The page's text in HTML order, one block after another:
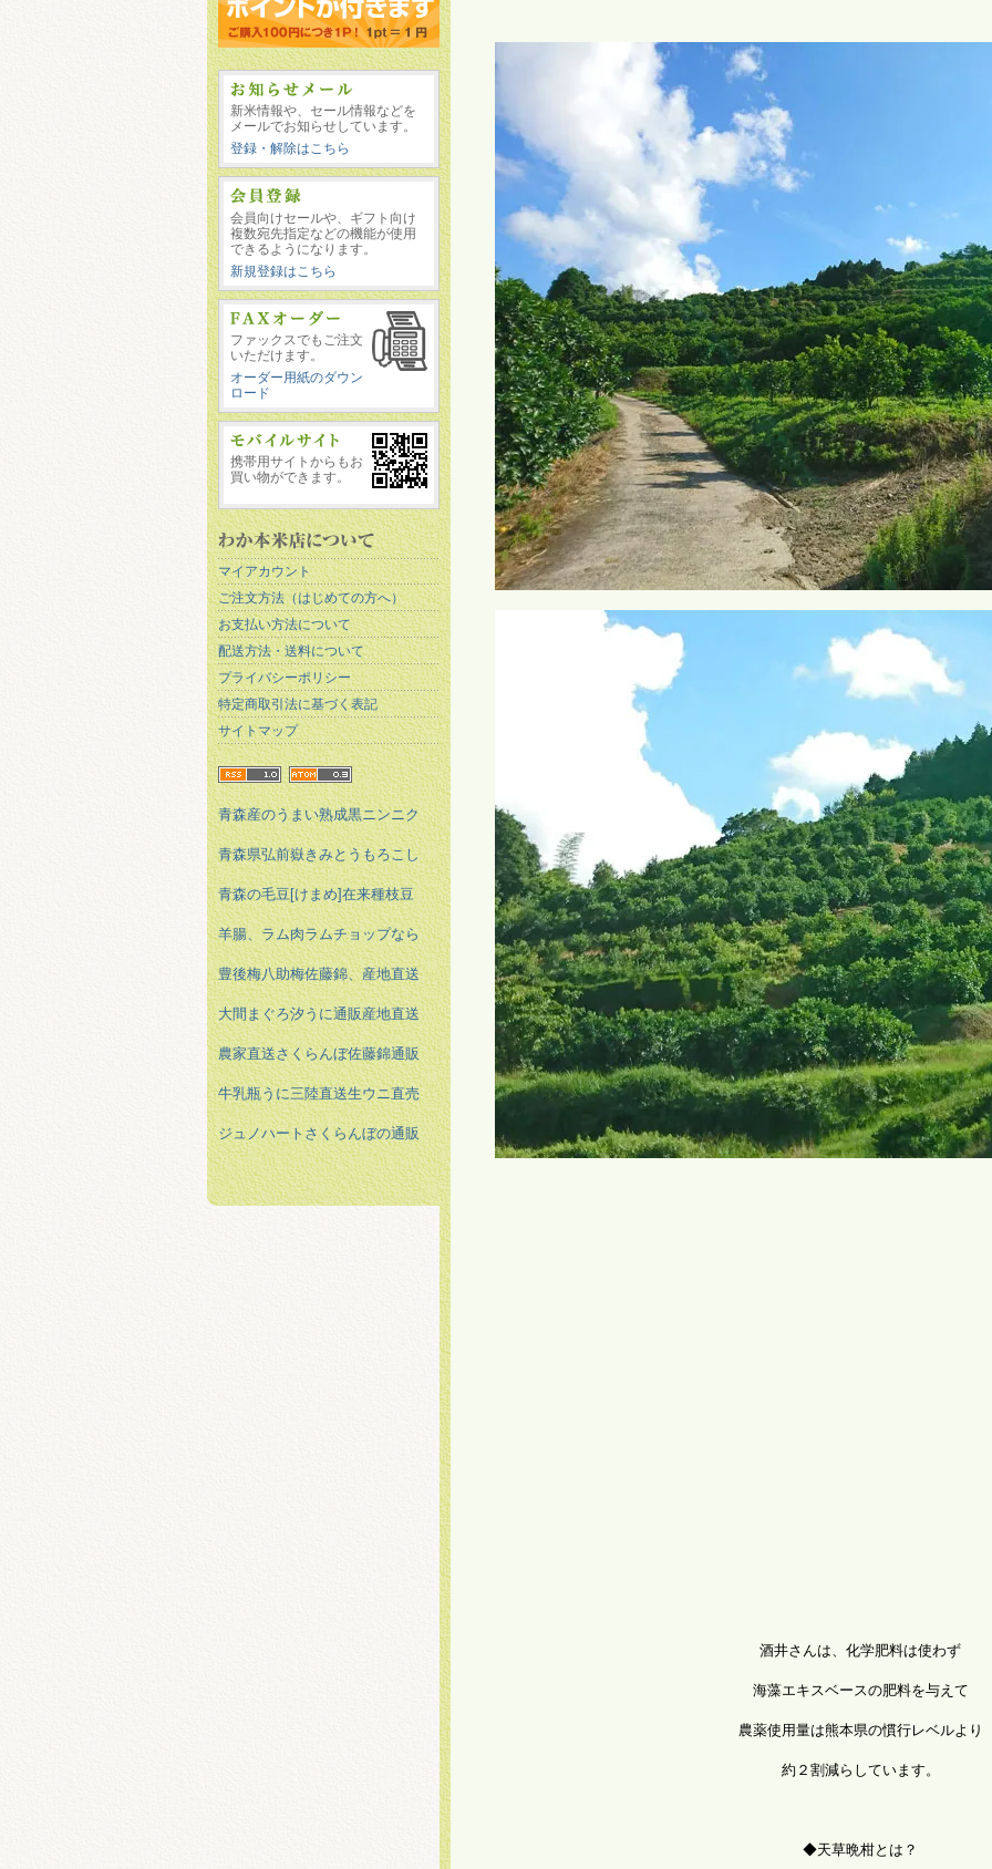
酒井さんは、化学肥料は使わず
海藻エキスベースの肥料を与えて
農薬使用量は熊本県の慣行レベルより
約２割減らしています。
◆天草晩柑とは？
新米情報や、セール情報などを
メールでお知らせしています。
登録・解除はこちら
会員向けセールや、ギフト向け
複数宛先指定などの機能が使用
できるようになります。
新規登録はこちら
ファックスでもご注文
いただけます。
オーダー用紙のダウン
ロード
携帯用サイトからもお
買い物ができます。
マイアカウント
ご注文方法（はじめての方へ）
お支払い方法について
配送方法・送料について
プライバシーポリシー
特定商取引法に基づく表記
サイトマップ
青森産のうまい熟成黒ニンニク
青森県弘前嶽きみとうもろこし
青森の毛豆[けまめ]在来種枝豆
羊腸、ラム肉ラムチョップなら
豊後梅八助梅佐藤錦、産地直送
大間まぐろ汐うに通販産地直送
農家直送さくらんぼ佐藤錦通販
牛乳瓶うに三陸直送生ウニ直売
ジュノハートさくらんぼの通販